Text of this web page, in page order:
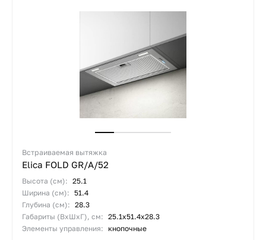
Встраиваемая вытяжка
Elica FOLD GR/A/52
Высота (см): 25.1
Ширина (см): 51.4
Глубина (см): 28.3
Габариты (ВхШхГ), см: 25.1х51.4х28.3
Элементы управления:
кнопочные